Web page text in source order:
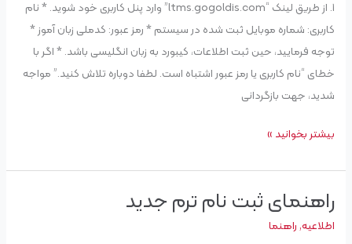
۱. از طریق لینک “ltms.gogoldis.com” وارد پنل کاربری خود شوید. * نام
کاربری: شماره موبایل ثبت شده در سیستم * رمز عبور: کدملی زبان آموز *
توجه فرمایید، حین ثبت اطلاعات، کیبورد به زبان انگلیسی باشد. * اگر با
خطای “نام کاربری یا رمز عبور اشتباه است. لطفا دوباره تلاش کنید.” مواجه
شدید، جهت بازگردانی
کلاس
آنلاین
بیشتر بخوانید »
راهنمای ثبت نام ترم جدید
اطلاعیه,راهنما
راهنمای
ثبت